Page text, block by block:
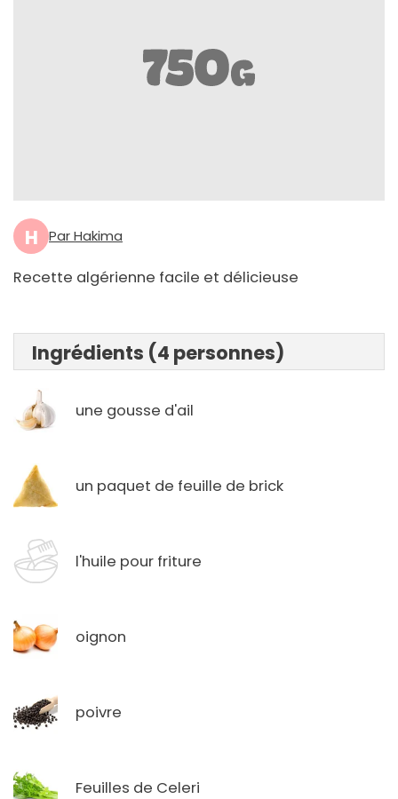
H Par Hakima
Recette algérienne facile et délicieuse
Ingrédients (4 personnes)
une gousse d'ail
un paquet de feuille de brick
l'huile pour friture
oignon
poivre
Feuilles de Celeri